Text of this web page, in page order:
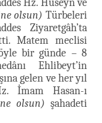
Hz. Huseyn ve
olsun) Türbeleri
Ziyaretgâh’ta
Matem meclisi
bir günde – 8
Ehlibeyt’in
gelen ve her yıl
İmam Hasan-ı
olsun) şahadeti